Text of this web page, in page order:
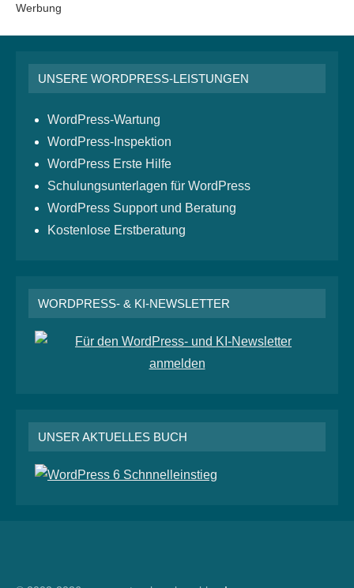
Werbung
UNSERE WORDPRESS-LEISTUNGEN
WordPress-Wartung
WordPress-Inspektion
WordPress Erste Hilfe
Schulungsunterlagen für WordPress
WordPress Support und Beratung
Kostenlose Erstberatung
WORDPRESS- & KI-NEWSLETTER
UNSER AKTUELLES BUCH